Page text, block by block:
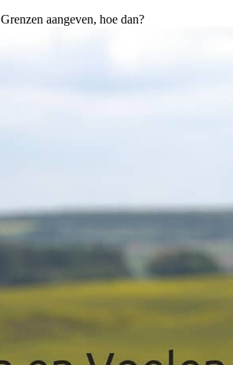
Grenzen aangeven, hoe dan?